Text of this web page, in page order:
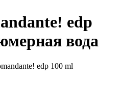
edp
вода
edp 100 ml